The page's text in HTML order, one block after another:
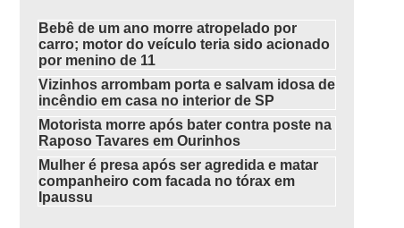
Bebê de um ano morre atropelado por
carro; motor do veículo teria sido acionado
por menino de 11
Vizinhos arrombam porta e salvam idosa de
incêndio em casa no interior de SP
Motorista morre após bater contra poste na
Raposo Tavares em Ourinhos
Mulher é presa após ser agredida e matar
companheiro com facada no tórax em
Ipaussu